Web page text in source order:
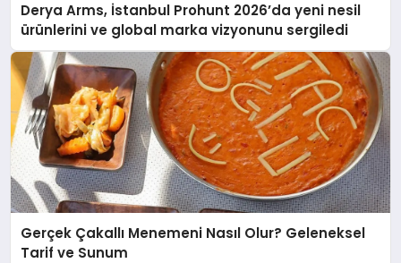
Derya Arms, İstanbul Prohunt 2026’da yeni nesil
ürünlerini ve global marka vizyonunu sergiledi
Gerçek Çakallı Menemeni Nasıl Olur? Geleneksel
Tarif ve Sunum